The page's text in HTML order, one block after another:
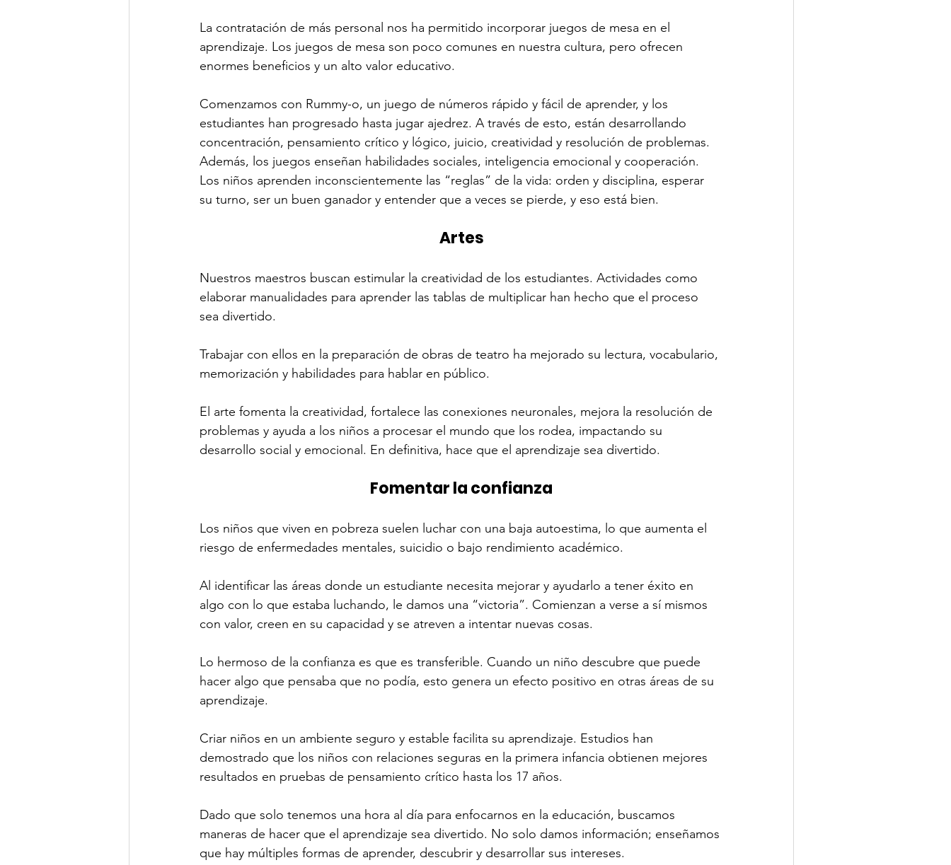
La contratación de más personal nos ha permitido incorporar juegos de mesa en el
aprendizaje. Los juegos de mesa son poco comunes en nuestra cultura, pero ofrecen
enormes beneficios y un alto valor educativo.
Comenzamos con Rummy-o, un juego de números rápido y fácil de aprender, y los
estudiantes han progresado hasta jugar ajedrez. A través de esto, están desarrollando
concentración, pensamiento crítico y lógico, juicio, creatividad y resolución de problemas.
Además, los juegos enseñan habilidades sociales, inteligencia emocional y cooperación.
Los niños aprenden inconscientemente las “reglas” de la vida: orden y disciplina, esperar
su turno, ser un buen ganador y entender que a veces se pierde, y eso está bien.
Artes
Nuestros maestros buscan estimular la creatividad de los estudiantes. Actividades como
elaborar manualidades para aprender las tablas de multiplicar han hecho que el proceso
sea divertido.
Trabajar con ellos en la preparación de obras de teatro ha mejorado su lectura, vocabulario,
memorización y habilidades para hablar en público.
El arte fomenta la creatividad, fortalece las conexiones neuronales, mejora la resolución de
problemas y ayuda a los niños a procesar el mundo que los rodea, impactando su
desarrollo social y emocional. En definitiva, hace que el aprendizaje sea divertido.
Fomentar la confianza
Los niños que viven en pobreza suelen luchar con una baja autoestima, lo que aumenta el
riesgo de enfermedades mentales, suicidio o bajo rendimiento académico.
Al identificar las áreas donde un estudiante necesita mejorar y ayudarlo a tener éxito en
algo con lo que estaba luchando, le damos una “victoria”. Comienzan a verse a sí mismos
con valor, creen en su capacidad y se atreven a intentar nuevas cosas.
Lo hermoso de la confianza es que es transferible. Cuando un niño descubre que puede
hacer algo que pensaba que no podía, esto genera un efecto positivo en otras áreas de su
aprendizaje.
Criar niños en un ambiente seguro y estable facilita su aprendizaje. Estudios han
demostrado que los niños con relaciones seguras en la primera infancia obtienen mejores
resultados en pruebas de pensamiento crítico hasta los 17 años.
Dado que solo tenemos una hora al día para enfocarnos en la educación, buscamos
maneras de hacer que el aprendizaje sea divertido. No solo damos información; enseñamos
que hay múltiples formas de aprender, descubrir y desarrollar sus intereses.